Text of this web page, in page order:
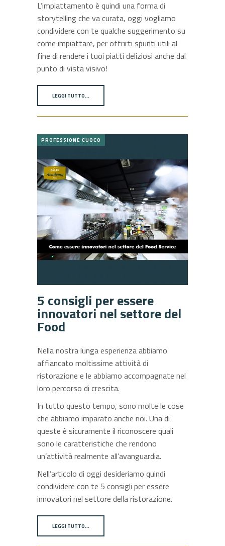
L’impiattamento è quindi una forma di
storytelling che va curata, oggi vogliamo
condividere con te qualche suggerimento su
come impiattare, per offrirti spunti utili al
fine di rendere i tuoi piatti deliziosi anche dal
punto di vista visivo!
LEGGI TUTTO…
PROFESSIONE CUOCO
5 consigli per essere
innovatori nel settore del
Food
Nella nostra lunga esperienza abbiamo
affiancato moltissime attività di
ristorazione e le abbiamo accompagnate nel
loro percorso di crescita.
In tutto questo tempo, sono molte le cose
che abbiamo imparato anche noi. Una di
queste è sicuramente il riconoscere quali
sono le caratteristiche che rendono
un’attività realmente all’avanguardia.
Nell’articolo di oggi desideriamo quindi
condividere con te 5 consigli per essere
innovatori nel settore della ristorazione.
LEGGI TUTTO…